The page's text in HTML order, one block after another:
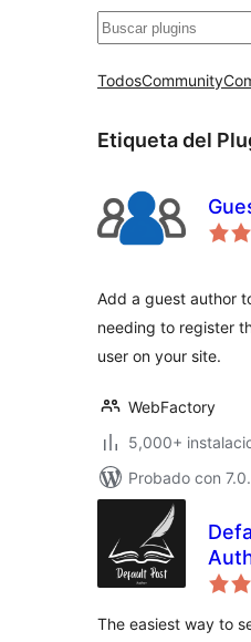
Buscar
TodosCommunity
Etiqueta del
Add a guest author
needing to register
user on your site.
WebFactory
5,000+
Probado con
The easiest way to